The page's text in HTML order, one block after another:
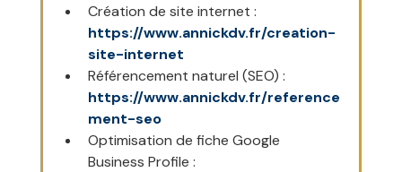
Création de site internet :
https://www.annickdv.fr/creation-
site-internet
Référencement naturel (SEO) :
https://www.annickdv.fr/reference
ment-seo
Optimisation de fiche Google
Business Profile :